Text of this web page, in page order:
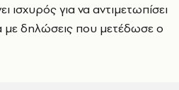
ισχυρός για να αντιμετωπίσει
δηλώσεις που μετέδωσε ο